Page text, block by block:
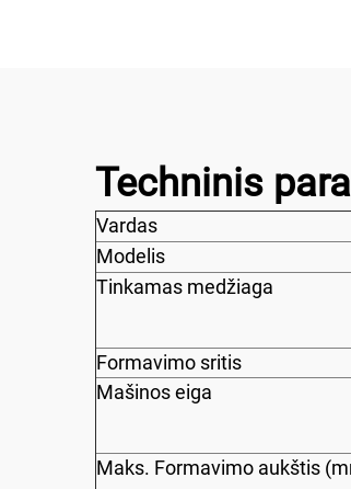
Techninis
Vardas
Modelis
Tinkamas medžiaga
Formavimo sritis
Mašinos eiga
Maks. Formavimo aukštis